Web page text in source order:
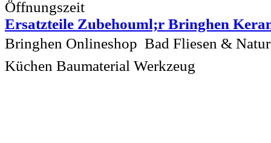
Ersatzteile Zubehouml;r Bringhen
Bringhen Onlineshop  Bad Fliesen &
Küchen Baumaterial Werkzeug